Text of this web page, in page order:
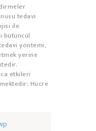
tedavi
ile
bütüncül
yöntemi,
yerine
etkileri
Hücre